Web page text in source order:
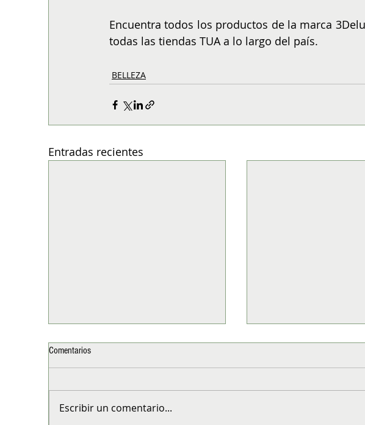
Encuentra todos los productos de la marca
todas las tiendas TUA a lo largo del país.
BELLEZA
Entradas recientes
Comentarios
Escribir un comentario...